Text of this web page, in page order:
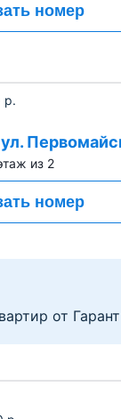
номер
р.
из 2
номер
от